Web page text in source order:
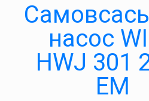
насос
HWJ 301
EM